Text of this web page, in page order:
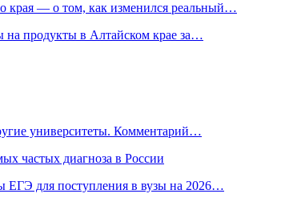
края — о том, как изменился реальный…
на продукты в Алтайском крае за…
университеты. Комментарий…
частых диагноза в России
для поступления в вузы на 2026…